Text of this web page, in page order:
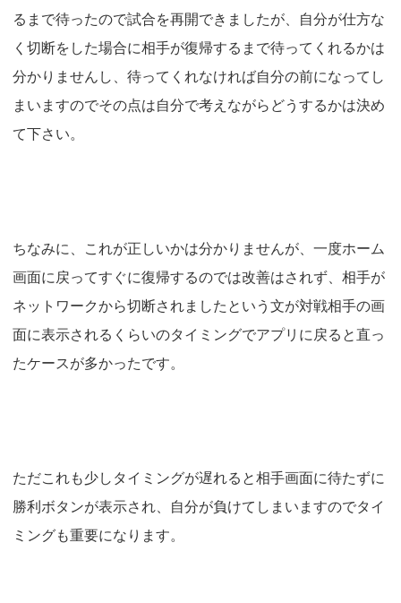
るまで待ったので試合を再開できましたが、自分が仕方な
く切断をした場合に相手が復帰するまで待ってくれるかは
分かりませんし、待ってくれなければ自分の前になってし
まいますのでその点は自分で考えながらどうするかは決め
て下さい。
ちなみに、これが正しいかは分かりませんが、一度ホーム
画面に戻ってすぐに復帰するのでは改善はされず、相手が
ネットワークから切断されましたという文が対戦相手の画
面に表示されるくらいのタイミングでアプリに戻ると直っ
たケースが多かったです。
ただこれも少しタイミングが遅れると相手画面に待たずに
勝利ボタンが表示され、自分が負けてしまいますのでタイ
ミングも重要になります。